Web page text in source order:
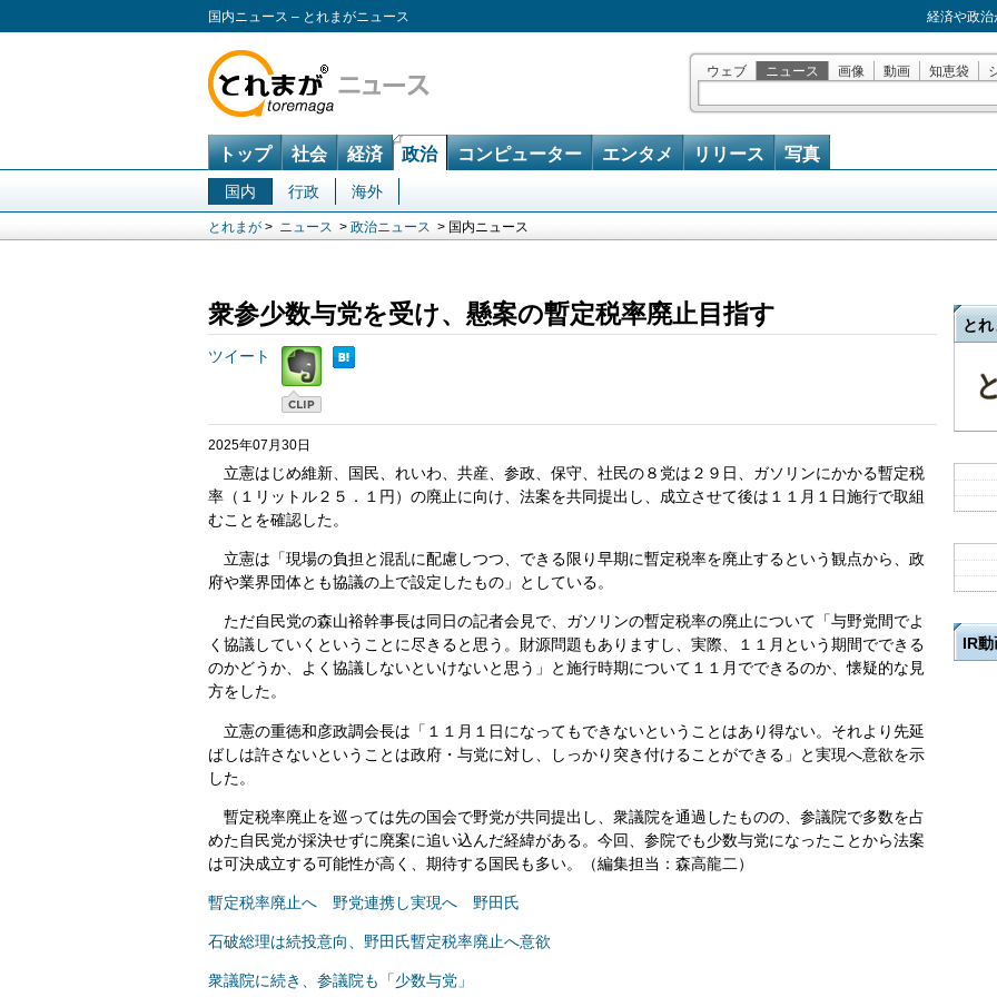
国内ニュース – とれまがニュース 経済や政
ウェブ ニュース 画像 動画 知恵袋
トップ 社会 経済 政治 コンピューター エンタメ リリース 写真
国内 行政 海外
とれまが > ニュース > 政治ニュース > 国内ニュース
衆参少数与党を受け、懸案の暫定税率廃止目指す
ツイート
2025年07月30日
立憲はじめ維新、国民、れいわ、共産、参政、保守、社民の８党は２９日、ガソリンにかかる暫定税
率（１リットル２５．１円）の廃止に向け、法案を共同提出し、成立させて後は１１月１日施行で取組
むことを確認した。
立憲は「現場の負担と混乱に配慮しつつ、できる限り早期に暫定税率を廃止するという観点から、政
府や業界団体とも協議の上で設定したもの」としている。
ただ自民党の森山裕幹事長は同日の記者会見で、ガソリンの暫定税率の廃止について「与野党間でよ
く協議していくということに尽きると思う。財源問題もありますし、実際、１１月という期間でできる
のかどうか、よく協議しないといけないと思う」と施行時期について１１月でできるのか、懐疑的な見
方をした。
立憲の重徳和彦政調会長は「１１月１日になってもできないということはあり得ない。それより先延
ばしは許さないということは政府・与党に対し、しっかり突き付けることができる」と実現へ意欲を示
した。
暫定税率廃止を巡っては先の国会で野党が共同提出し、衆議院を通過したものの、参議院で多数を占
めた自民党が採決せずに廃案に追い込んだ経緯がある。今回、参院でも少数与党になったことから法案
は可決成立する可能性が高く、期待する国民も多い。（編集担当：森高龍二）
暫定税率廃止へ 野党連携し実現へ 野田氏
石破総理は続投意向、野田氏暫定税率廃止へ意欲
衆議院に続き、参議院も「少数与党」
とれ
IR動